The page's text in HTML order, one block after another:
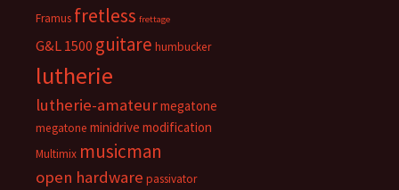
Framus fretless frettage
G&L 1500 guitare humbucker
lutherie
lutherie-amateurmegatone
megatone minidrive modification
Multimix musicman
open hardware passivator